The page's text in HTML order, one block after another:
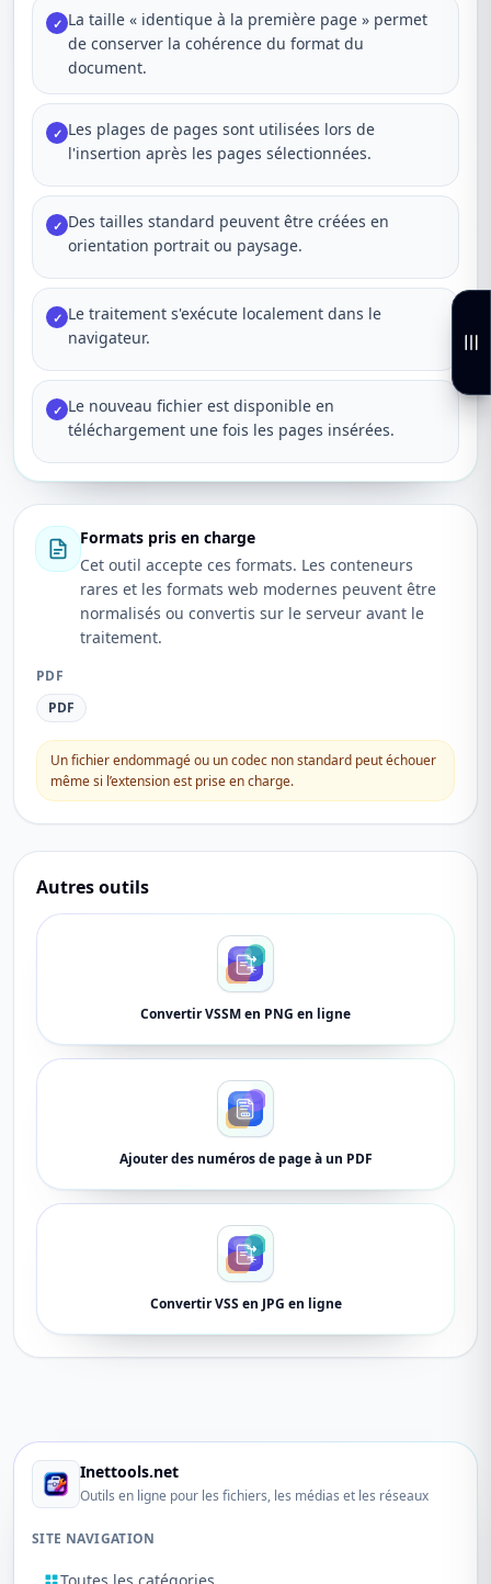
✓ La taille « identique à la première page » permet
de conserver la cohérence du format du
document.
✓ Les plages de pages sont utilisées lors de
l'insertion après les pages sélectionnées.
✓ Des tailles standard peuvent être créées en
orientation portrait ou paysage.
✓ Le traitement s'exécute localement dans le
navigateur.
✓ Le nouveau fichier est disponible en
téléchargement une fois les pages insérées.
Formats pris en charge
Cet outil accepte ces formats. Les conteneurs
rares et les formats web modernes peuvent être
normalisés ou convertis sur le serveur avant le
traitement.
PDF
PDF
Un fichier endommagé ou un codec non standard peut échouer
même si l’extension est prise en charge.
Autres outils
Convertir VSSM en PNG en ligne
Ajouter des numéros de page à un PDF
Convertir VSS en JPG en ligne
Inettools.net
Outils en ligne pour les fichiers, les médias et les réseaux
SITE NAVIGATION